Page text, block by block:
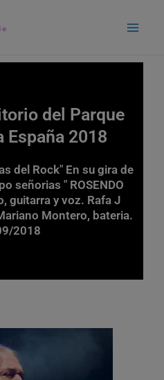
del Parque
España 2018
del Rock" En su gira de
señorias " ROSENDO
guitarra y voz. Rafa J
Montero, bateria.
2018